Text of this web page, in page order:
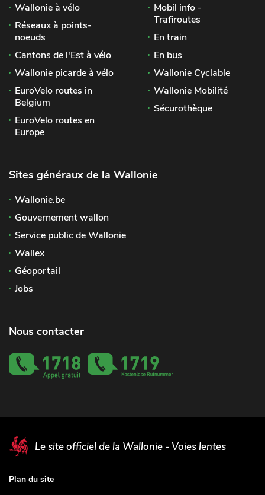
Wallonie à vélo
Réseaux à points-
noeuds
Cantons de l'Est à vélo
Wallonie picarde à vélo
EuroVelo routes in
Belgium
EuroVelo routes en
Europe
Mobil info -
Trafiroutes
En train
En bus
Wallonie Cyclable
Wallonie Mobilité
Sécurothèque
Sites généraux de la Wallonie
Wallonie.be
Gouvernement wallon
Service public de Wallonie
Wallex
Géoportail
Jobs
Nous contacter
Le site officiel de la Wallonie - Voies lentes
Plan du site